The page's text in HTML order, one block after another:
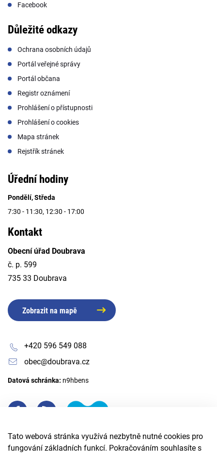
Tato webová stránka využívá nezbytně nutné cookies pro
fungování základních funkcí. Pokračováním souhlasíte s
Facebook
Důležité odkazy
Ochrana osobních údajů
Portál veřejné správy
Portál občana
Registr oznámení
Prohlášení o přístupnosti
Prohlášení o cookies
Mapa stránek
Rejstřík stránek
Úřední hodiny
Pondělí, Středa
7:30 - 11:30, 12:30 - 17:00
Kontakt
Obecní úřad Doubrava
č. p. 599
735 33 Doubrava
Zobrazit na mapě
+420 596 549 088
obec@doubrava.cz
Datová schránka: n9hbens